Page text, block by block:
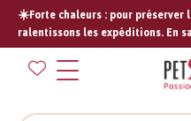
☀️Forte chaleurs : pour préserver
ralentissons les expéditions. En